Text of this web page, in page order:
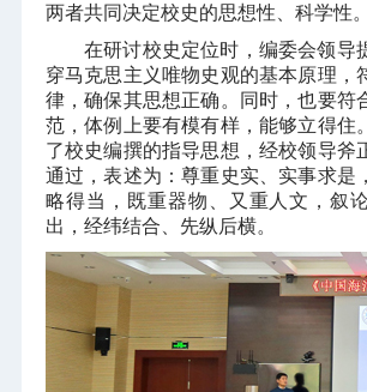
两者共同决定校史的思想性、科学性。
在研讨校史定位时，编委会领导
穿马克思主义唯物史观的基本原理，
律，确保其思想正确。同时，也要符
范，体例上要有模有样，能够立得住
了校史编撰的指导思想，经校领导斧
通过，表述为：尊重史实、实事求是
略得当，既重器物、又重人文，叙
出，经纬结合、先纵后横。